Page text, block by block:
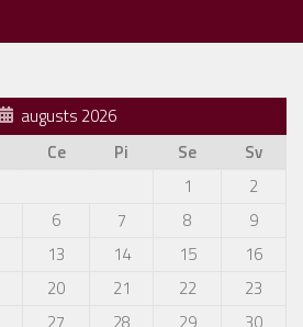
augusts 2026
Ce Pi Se
Sv
1
2
6 7 8
9
13 14 15
16
20 21 22
23